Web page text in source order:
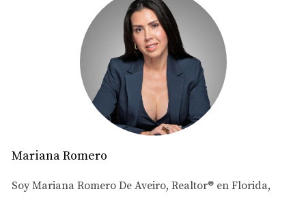
presente en EE.UU.
Fondos de regalo permitidos: Se aceptan
fondos de regalo al 100% tanto para el pago
inicial como para cubrir los costos de cierre.
Aumenta tu Patrimonio y Asegura tu Futuro
Este producto financiero no solo te permitirá
adquirir una propiedad en uno de los mercados
inmobiliarios más estables del mundo, sino que
aumentar tu patrimonio en dólares. Ya sea que estés
Mariana Romero
Soy Mariana Romero De Aveiro, Realtor® en Florida,